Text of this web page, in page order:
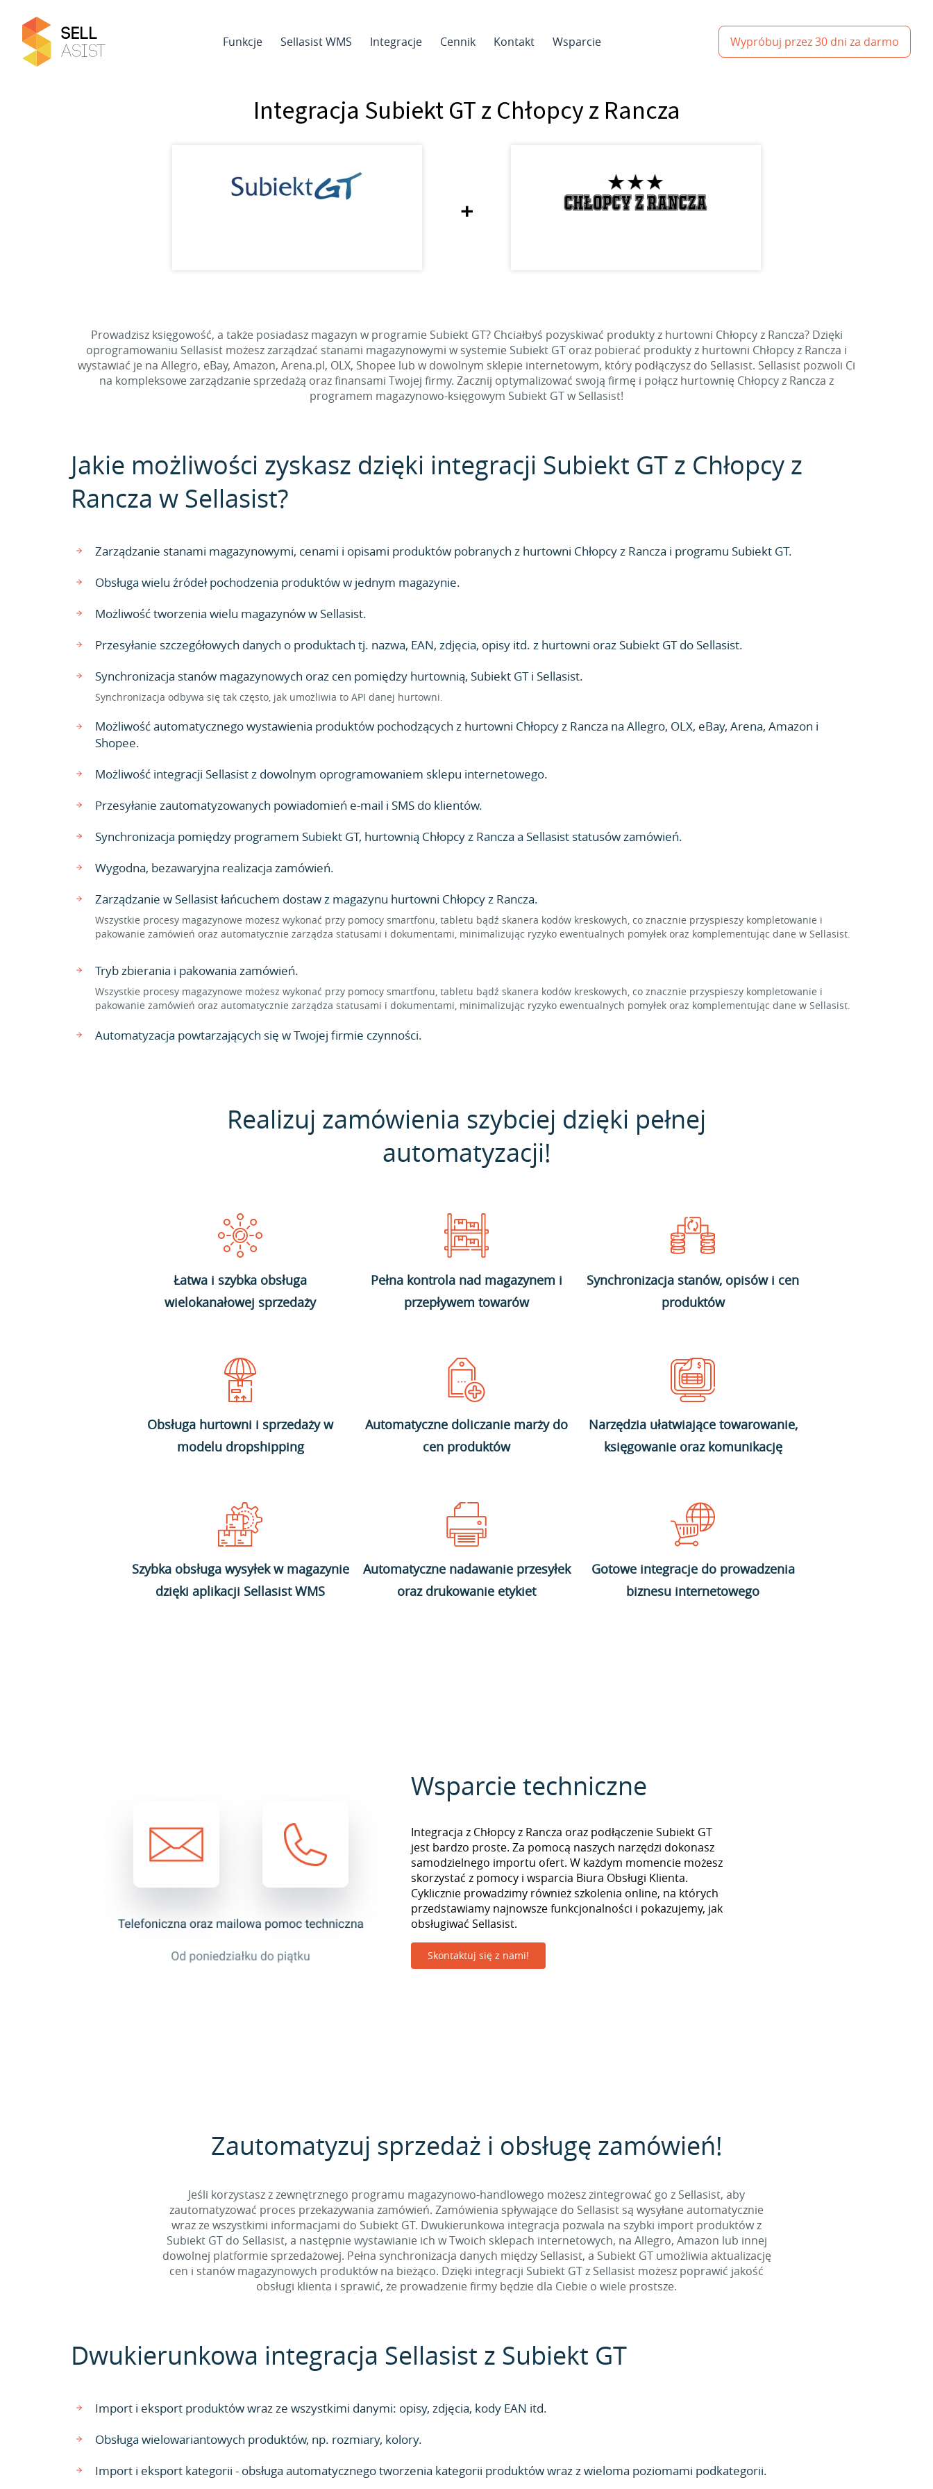
Funkcje Sellasist WMS Integracje Cennik Kontakt Wsparcie Wypróbuj przez 30 dni za darmo
Integracja Subiekt GT z Chłopcy z Rancza
+
Prowadzisz księgowość, a także posiadasz magazyn w programie Subiekt GT? Chciałbyś pozyskiwać produkty z hurtowni Chłopcy z Rancza? Dzięki
oprogramowaniu Sellasist możesz zarządzać stanami magazynowymi w systemie Subiekt GT oraz pobierać produkty z hurtowni Chłopcy z Rancza i
wystawiać je na Allegro, eBay, Amazon, Arena.pl, OLX, Shopee lub w dowolnym sklepie internetowym, który podłączysz do Sellasist. Sellasist pozwoli Ci
na kompleksowe zarządzanie sprzedażą oraz finansami Twojej firmy. Zacznij optymalizować swoją firmę i połącz hurtownię Chłopcy z Rancza z
programem magazynowo-księgowym Subiekt GT w Sellasist!
Jakie możliwości zyskasz dzięki integracji Subiekt GT z Chłopcy z
Rancza w Sellasist?
Zarządzanie stanami magazynowymi, cenami i opisami produktów pobranych z hurtowni Chłopcy z Rancza i programu Subiekt GT.
Obsługa wielu źródeł pochodzenia produktów w jednym magazynie.
Możliwość tworzenia wielu magazynów w Sellasist.
Przesyłanie szczegółowych danych o produktach tj. nazwa, EAN, zdjęcia, opisy itd. z hurtowni oraz Subiekt GT do Sellasist.
Synchronizacja stanów magazynowych oraz cen pomiędzy hurtownią, Subiekt GT i Sellasist.
Synchronizacja odbywa się tak często, jak umożliwia to API danej hurtowni.
Możliwość automatycznego wystawienia produktów pochodzących z hurtowni Chłopcy z Rancza na Allegro, OLX, eBay, Arena, Amazon i
Shopee.
Możliwość integracji Sellasist z dowolnym oprogramowaniem sklepu internetowego.
Przesyłanie zautomatyzowanych powiadomień e-mail i SMS do klientów.
Synchronizacja pomiędzy programem Subiekt GT, hurtownią Chłopcy z Rancza a Sellasist statusów zamówień.
Wygodna, bezawaryjna realizacja zamówień.
Zarządzanie w Sellasist łańcuchem dostaw z magazynu hurtowni Chłopcy z Rancza.
Wszystkie procesy magazynowe możesz wykonać przy pomocy smartfonu, tabletu bądź skanera kodów kreskowych, co znacznie przyspieszy kompletowanie i
pakowanie zamówień oraz automatycznie zarządza statusami i dokumentami, minimalizując ryzyko ewentualnych pomyłek oraz komplementując dane w Sellasist.
Tryb zbierania i pakowania zamówień.
Wszystkie procesy magazynowe możesz wykonać przy pomocy smartfonu, tabletu bądź skanera kodów kreskowych, co znacznie przyspieszy kompletowanie i
pakowanie zamówień oraz automatycznie zarządza statusami i dokumentami, minimalizując ryzyko ewentualnych pomyłek oraz komplementując dane w Sellasist.
Automatyzacja powtarzających się w Twojej firmie czynności.
Realizuj zamówienia szybciej dzięki pełnej
automatyzacji!
Łatwa i szybka obsługa
wielokanałowej sprzedaży
Pełna kontrola nad magazynem i
przepływem towarów
Synchronizacja stanów, opisów i cen
produktów
Obsługa hurtowni i sprzedaży w
modelu dropshipping
Automatyczne doliczanie marży do
cen produktów
Narzędzia ułatwiające towarowanie,
księgowanie oraz komunikację
Szybka obsługa wysyłek w magazynie
dzięki aplikacji Sellasist WMS
Automatyczne nadawanie przesyłek
oraz drukowanie etykiet
Gotowe integracje do prowadzenia
biznesu internetowego
Wsparcie techniczne
Integracja z Chłopcy z Rancza oraz podłączenie Subiekt GT
jest bardzo proste. Za pomocą naszych narzędzi dokonasz
samodzielnego importu ofert. W każdym momencie możesz
skorzystać z pomocy i wsparcia Biura Obsługi Klienta.
Cyklicznie prowadzimy również szkolenia online, na których
przedstawiamy najnowsze funkcjonalności i pokazujemy, jak
obsługiwać Sellasist.
Skontaktuj się z nami!
Zautomatyzuj sprzedaż i obsługę zamówień!
Jeśli korzystasz z zewnętrznego programu magazynowo-handlowego możesz zintegrować go z Sellasist, aby
zautomatyzować proces przekazywania zamówień. Zamówienia spływające do Sellasist są wysyłane automatycznie
wraz ze wszystkimi informacjami do Subiekt GT. Dwukierunkowa integracja pozwala na szybki import produktów z
Subiekt GT do Sellasist, a następnie wystawianie ich w Twoich sklepach internetowych, na Allegro, Amazon lub innej
dowolnej platformie sprzedażowej. Pełna synchronizacja danych między Sellasist, a Subiekt GT umożliwia aktualizację
cen i stanów magazynowych produktów na bieżąco. Dzięki integracji Subiekt GT z Sellasist możesz poprawić jakość
obsługi klienta i sprawić, że prowadzenie firmy będzie dla Ciebie o wiele prostsze.
Dwukierunkowa integracja Sellasist z Subiekt GT
Import i eksport produktów wraz ze wszystkimi danymi: opisy, zdjęcia, kody EAN itd.
Obsługa wielowariantowych produktów, np. rozmiary, kolory.
Import i eksport kategorii - obsługa automatycznego tworzenia kategorii produktów wraz z wieloma poziomami podkategorii.